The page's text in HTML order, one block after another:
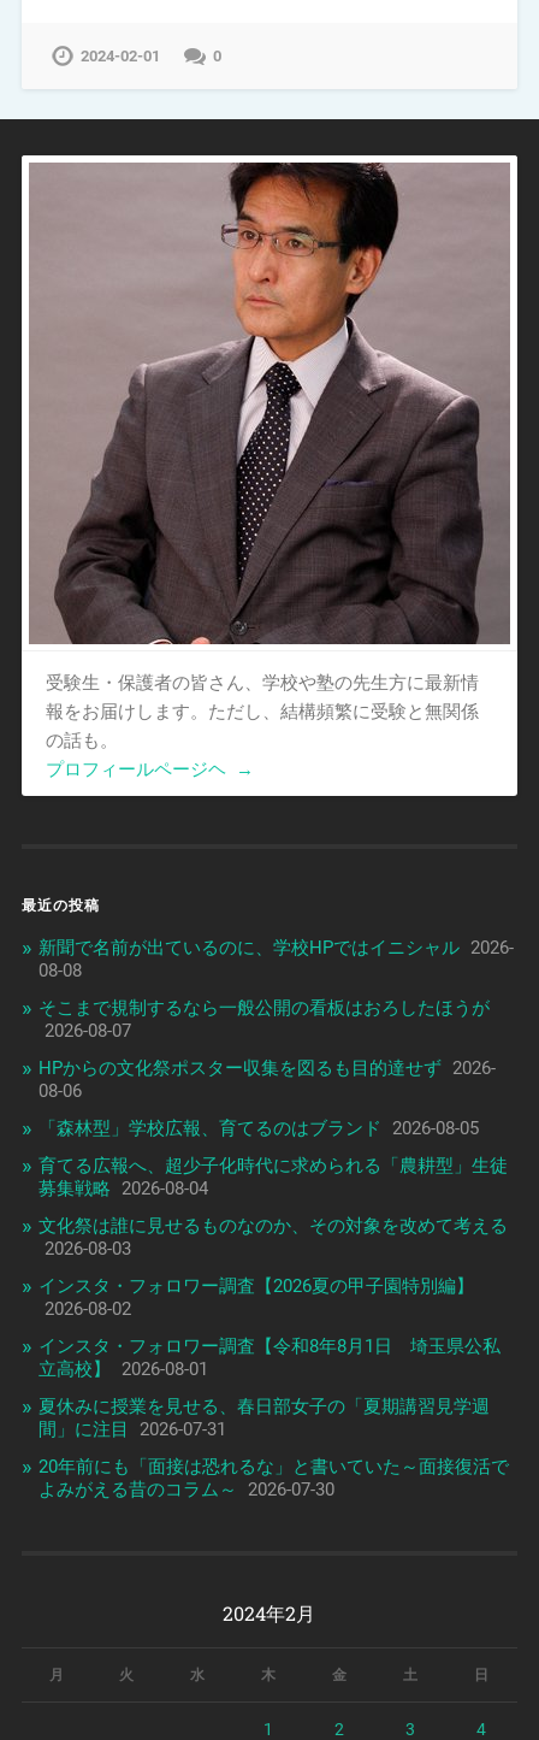
2024-02-01 0
受験生・保護者の皆さん、学校や塾の先生方に最新情
報をお届けします。ただし、結構頻繁に受験と無関係
の話も。
プロフィールページヘ
→
最近の投稿
新聞で名前が出ているのに、学校HPではイニシャル 2026-
08-08
そこまで規制するなら一般公開の看板はおろしたほうが
2026-08-07
HPからの文化祭ポスター収集を図るも目的達せず 2026-
08-06
「森林型」学校広報、育てるのはブランド
2026-08-05
育てる広報へ、超少子化時代に求められる「農耕型」生徒
募集戦略
2026-08-04
文化祭は誰に見せるものなのか、その対象を改めて考える
2026-08-03
インスタ・フォロワー調査【2026夏の甲子園特別編】
2026-08-02
インスタ・フォロワー調査【令和8年8月1日 埼玉県公私
立高校】
2026-08-01
夏休みに授業を見せる、春日部女子の「夏期講習見学週
間」に注目
2026-07-31
20年前にも「面接は恐れるな」と書いていた～面接復活で
よみがえる昔のコラム～
2026-07-30
2024年2月
月 火 水 木 金 土 日
1 2 3 4